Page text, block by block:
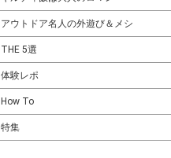
アウトドア名人の外遊び＆メシ
THE 5選
体験レポ
How To
特集